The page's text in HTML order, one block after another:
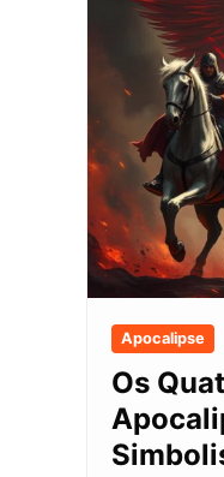
Apocalipse
Os